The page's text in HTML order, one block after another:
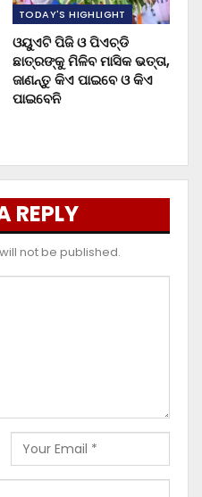
TODAY'S HIGHLIGHT
ଓୟୁଏଟି ପିଜି ଓ ପିଏଚ୍‌ଡି
ଛାତ୍ରଙ୍କୁ ମିଳିବ ମାସିକ ଭତ୍ତା,
ଜାଣନ୍ତୁ କିଏ ପାଇବେ ଓ କିଏ
ପାଇବେନି
REPLY
not be published.